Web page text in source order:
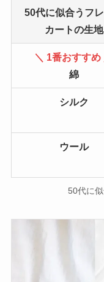
50代に似合うフ
カートの生地
＼ 1番おすすめ
綿
シルク
ウール
50代に